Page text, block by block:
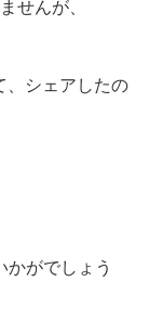
せんが、
、シェアしたの
かがでしょう